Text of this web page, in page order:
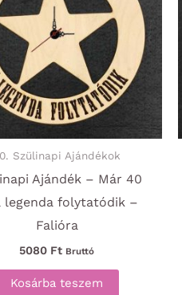
változatok
Szülinapi Ajándékok
Ajándék – Már 40
legenda folytatódik –
Falióra
5080 Ft Bruttó
Kosárba teszem